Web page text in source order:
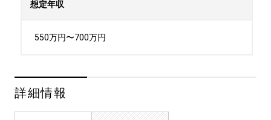
想定年収
550万円〜700万円
詳細情報